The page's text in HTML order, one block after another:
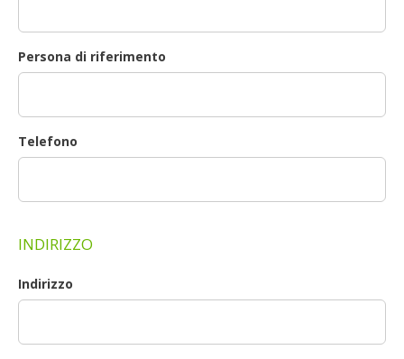
Persona di riferimento
Telefono
INDIRIZZO
Indirizzo